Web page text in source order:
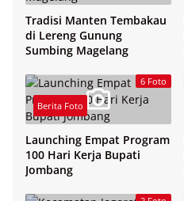
Tradisi Manten Tembakau
di Lereng Gunung
Sumbing Magelang
6 Foto
Berita Foto
Launching Empat Program
100 Hari Kerja Bupati
Jombang